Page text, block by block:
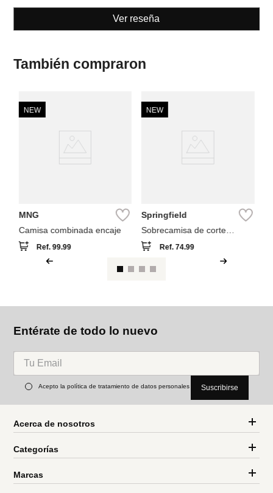
Ver reseña
También compraron
NEW
MNG
Camisa combinada encaje
Ref.99.99
NEW
Springfield
Sobrecamisa de corte
holgado
Ref. 74.99
Entérate de todo lo nuevo
Acepto la política de tratamiento de datos personales Suscribirse
Acerca de nosotros
Categorías
Marcas